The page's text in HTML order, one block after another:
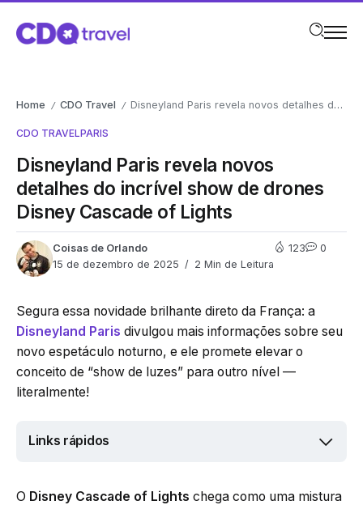
Home / CDO Travel / Disneyland Paris revela novos detalhes do incrível show de drones Disney Cascade of Lights
CDO TRAVELPARIS
Disneyland Paris revela novos
detalhes do incrível show de drones
Disney Cascade of Lights
Coisas de Orlando
15 de dezembro de 2025
2 Min de Leitura
123 0
Segura essa novidade brilhante direto da França: a
Disneyland Paris divulgou mais informações sobre seu
novo espetáculo noturno, e ele promete elevar o
conceito de “show de luzes” para outro nível —
literalmente!
Links rápidos
O Disney Cascade of Lights chega como uma mistura